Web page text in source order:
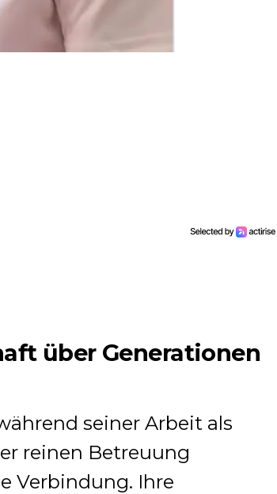
über Generationen
seiner Arbeit als
reinen Betreuung
Verbindung. Ihre